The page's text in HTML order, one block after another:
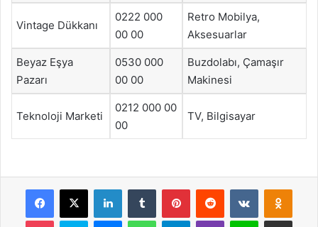
Vintage Dükkanı
0222 000
00 00
Retro Mobilya,
Aksesuarlar
Beyaz Eşya
Pazarı
0530 000
00 00
Buzdolabı, Çamaşır
Makinesi
Teknoloji Marketi
0212 000 00
00
TV, Bilgisayar
Facebook
X LinkedInTumblr PinterestReddit VKontakte
Pocket Skype MessengerWhatsAppTelegramViber Line E-Posta ile